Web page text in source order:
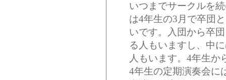
いつまでサークルを
は4年生の3月で卒団
いです。入団から卒
る人もいますし、中
人もいます。4年生か
4年生の定期演奏会に